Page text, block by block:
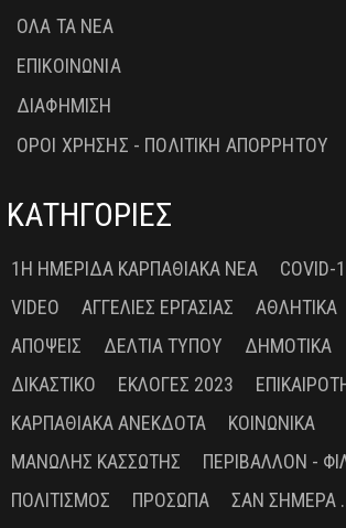
ΟΛΑ ΤΑ ΝΕΑ
ΕΠΙΚΟΙΝΩΝΙΑ
ΔΙΑΦΗΜΙΣΗ
ΟΡΟΙ ΧΡΗΣΗΣ - ΠΟΛΙΤΙΚΗ ΑΠΟΡΡΗΤΟΥ
ΚΑΤΗΓΟΡΙΕΣ
1Η ΗΜΕΡΊΔΑ ΚΑΡΠΑΘΙΑΚΆ ΝΈΑ COVID-
VIDEO
ΑΓΓΕΛΊΕΣ ΕΡΓΑΣΊΑΣ ΑΘΛΗΤΙΚΆ
ΑΠΌΨΕΙΣ
ΔΕΛΤΊΑ ΤΎΠΟΥ ΔΗΜΟΤΙΚΆ
ΔΙΚΑΣΤΙΚΌ
ΕΚΛΟΓΈΣ 2023
ΚΑΡΠΑΘΙΑΚΆ ΑΝΈΚΔΟΤΑ
ΚΟΙΝΩΝΙΚΆ
ΜΑΝΏΛΗΣ ΚΑΣΣΏΤΗΣ
ΠΕΡΙΒΆΛΛΟΝ -
ΠΟΛΙΤΙΣΜΌΣ
ΠΡΌΣΩΠΑ
ΣΑΝ ΣΉΜΕΡΑ